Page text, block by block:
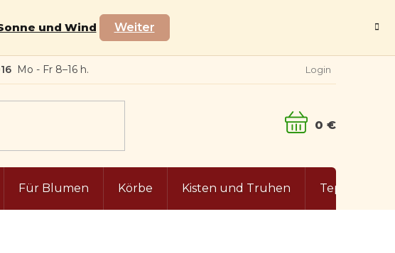
und Wind Weiter
Login
WARENKORB
Für Blumen Körbe Kisten und Truhen Teppiche